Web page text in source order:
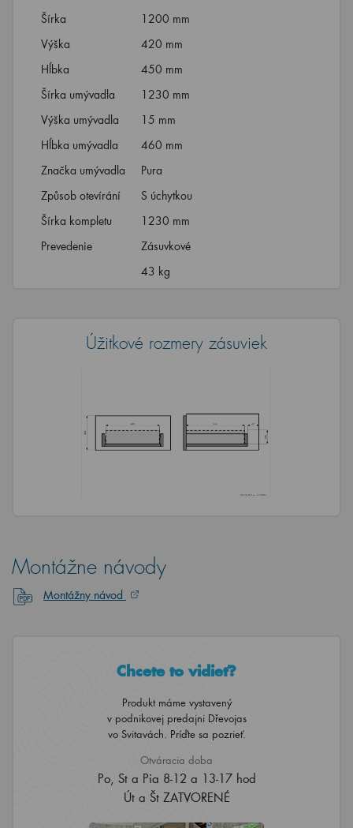
Šírka
1200 mm
Výška
420 mm
Hĺbka
450 mm
Šírka umývadla
1230 mm
Výška umývadla
15 mm
Hĺbka umývadla
460 mm
Značka umývadla
Pura
Způsob otevírání
S úchytkou
Šírka kompletu
1230 mm
Prevedenie
Zásuvkové
43 kg
Úžitkové rozmery zásuviek
Montážne návody
Montážny návod
Chcete to vidieť?
Produkt máme vystavený
v podnikovej predajni Dřevojas
vo Svitavách. Príďte sa pozrieť.
Otváracia doba
Po, St a Pia 8-12 a 13-17 hod
Út a Št ZATVORENÉ